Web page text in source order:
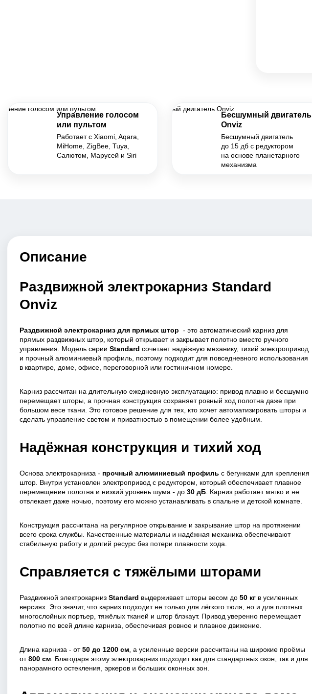
Управление голосом
или пультом
Работает с Xiaomi, Aqara,
MiHome, ZigBee, Tuya,
Салютом, Марусей и Siri
Бесшумный двигатель
Onviz
Бесшумный двигатель
до 15 дб с редуктором
на основе планетарного
механизма
Описание
Раздвижной электрокарниз Standard
Onviz
Раздвижной электрокарниз для прямых штор - это автоматический карниз для
прямых раздвижных штор, который открывает и закрывает полотно вместо ручного
управления. Модель серии Standard сочетает надёжную механику, тихий электропривод
и прочный алюминиевый профиль, поэтому подходит для повседневного использования
в квартире, доме, офисе, переговорной или гостиничном номере.
Карниз рассчитан на длительную ежедневную эксплуатацию: привод плавно и бесшумно
перемещает шторы, а прочная конструкция сохраняет ровный ход полотна даже при
большом весе ткани. Это готовое решение для тех, кто хочет автоматизировать шторы и
сделать управление светом и приватностью в помещении более удобным.
Надёжная конструкция и тихий ход
Основа электрокарниза - прочный алюминиевый профиль с бегунками для крепления
штор. Внутри установлен электропривод с редуктором, который обеспечивает плавное
перемещение полотна и низкий уровень шума - до 30 дБ . Карниз работает мягко и не
отвлекает даже ночью, поэтому его можно устанавливать в спальне и детской комнате.
Конструкция рассчитана на регулярное открывание и закрывание штор на протяжении
всего срока службы. Качественные материалы и надёжная механика обеспечивают
стабильную работу и долгий ресурс без потери плавности хода.
Справляется с тяжёлыми шторами
Раздвижной электрокарниз Standard выдерживает шторы весом до 50 кг в усиленных
версиях. Это значит, что карниз подходит не только для лёгкого тюля, но и для плотных
многослойных портьер, тяжёлых тканей и штор блэкаут. Привод уверенно перемещает
полотно по всей длине карниза, обеспечивая ровное и плавное движение.
Длина карниза - от50 до 1200 см , а усиленные версии рассчитаны на широкие проёмы
от800 см . Благодаря этому электрокарниз подходит как для стандартных окон, так и для
панорамного остекления, эркеров и больших оконных зон.